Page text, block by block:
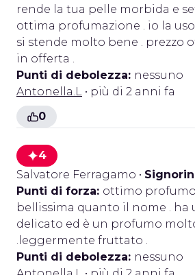
rende la tua pelle morbida e
ottima profumazione . io la
si stende molto bene . prezzo
in offerta .
Punti di debolezza: nessuno
Antonella.L • più di 2 anni fa
0
4
Salvatore Ferragamo •
Punti di forza: ottimo
bellissima quanto il nome . ha
delicato ed è un profumo
.leggermente fruttato .
Punti di debolezza: nessuno